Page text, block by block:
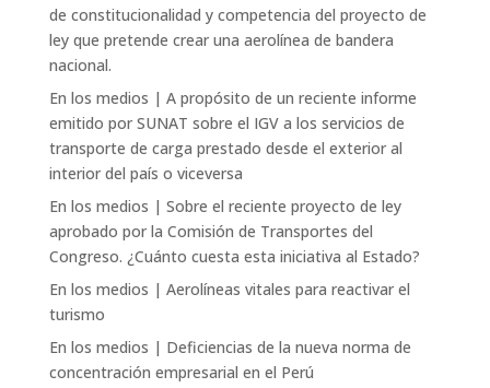
de constitucionalidad y competencia del proyecto de
ley que pretende crear una aerolínea de bandera
nacional.
En los medios | A propósito de un reciente informe
emitido por SUNAT sobre el IGV a los servicios de
transporte de carga prestado desde el exterior al
interior del país o viceversa
En los medios | Sobre el reciente proyecto de ley
aprobado por la Comisión de Transportes del
Congreso. ¿Cuánto cuesta esta iniciativa al Estado?
En los medios | Aerolíneas vitales para reactivar el
turismo
En los medios | Deficiencias de la nueva norma de
concentración empresarial en el Perú